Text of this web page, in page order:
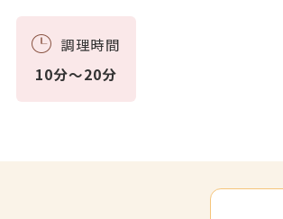
調理時間
10分～20分